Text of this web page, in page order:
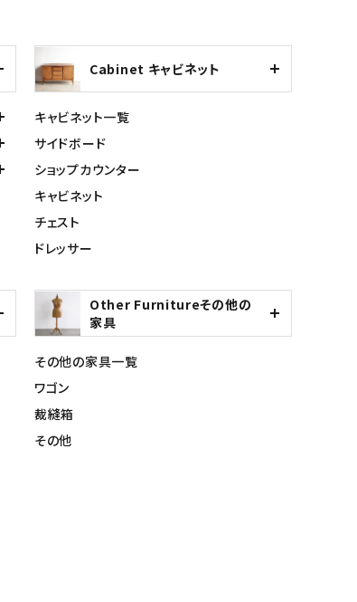
Cabinet キャビネット
キャビネット一覧
サイドボード
ショップカウンター
キャビネット
チェスト
ドレッサー
Other Furnitureその他の
家具
その他の家具一覧
ワゴン
裁縫箱
その他